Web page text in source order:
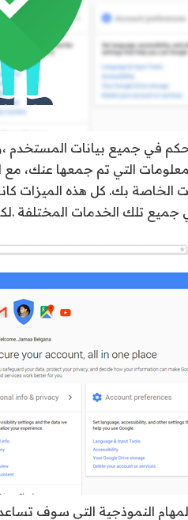
في جميع بيانات المستخدم
التي تم جمعها عنك، مع
الخاصة بك. كل هذه
تلك الخدمات المختلفة
النموذجية التي سوف